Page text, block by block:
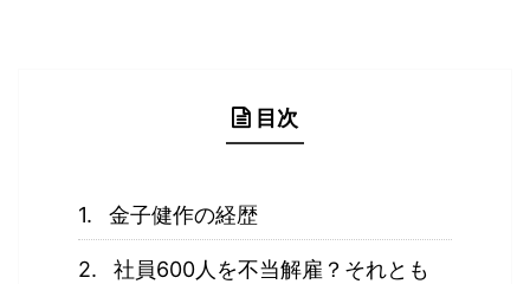
目次
金子健作の経歴
社員600人を不当解雇？それとも